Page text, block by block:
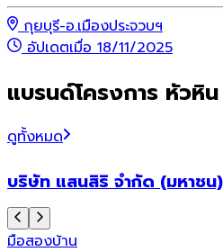
กุยบุรี-อ.เมืองประจวบฯ
อัปเดตเมื่อ 18/11/2025
แบรนด์โครงการ หัวหิน
ดูทั้งหมด
บริษัท แสนสิริ จำกัด (มหาชน)
มือสองบ้าน